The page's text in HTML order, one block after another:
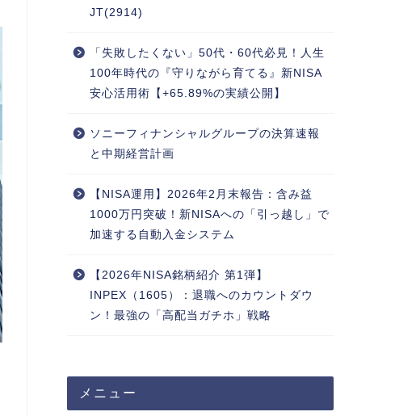
JT(2914)
「失敗したくない」50代・60代必見！人生
100年時代の『守りながら育てる』新NISA
安心活用術【+65.89%の実績公開】
ソニーフィナンシャルグループの決算速報
と中期経営計画
【NISA運用】2026年2月末報告：含み益
1000万円突破！新NISAへの「引っ越し」で
加速する自動入金システム
【2026年NISA銘柄紹介 第1弾】
INPEX（1605）：退職へのカウントダウ
ン！最強の「高配当ガチホ」戦略
メニュー